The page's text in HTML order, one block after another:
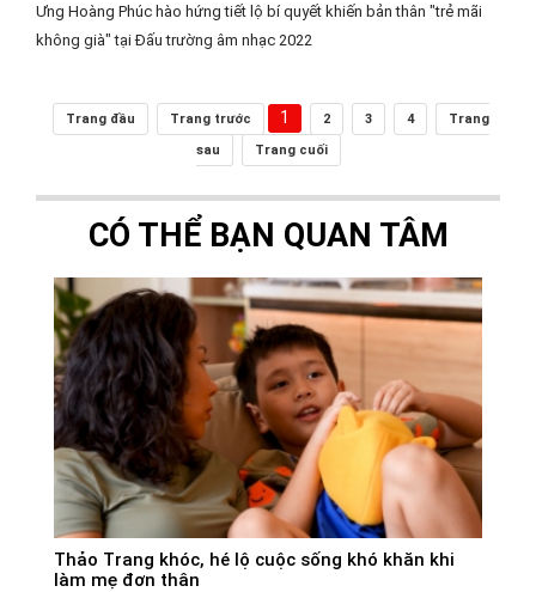
Ưng Hoàng Phúc hào hứng tiết lộ bí quyết khiến bản thân "trẻ mãi
không già" tại Đấu trường âm nhạc 2022
Trang đầu Trang trước 1 2 3 4
Trang
sau
Trang cuối
CÓ THỂ BẠN QUAN TÂM
Thảo Trang khóc, hé lộ cuộc sống khó khăn khi
làm mẹ đơn thân